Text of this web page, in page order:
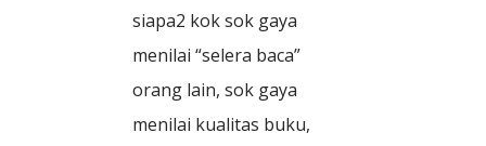
siapa2 kok sok gaya
menilai “selera baca”
orang lain, sok gaya
menilai kualitas buku,